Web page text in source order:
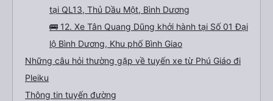
tại QL13, Thủ Dầu Một, Bình Dương
🚌 12. Xe Tân Quang Dũng khởi hành tại Số 01 Đại
lộ Bình Dương, Khu phố Bình Giao
Những câu hỏi thường gặp về tuyến xe từ Phú Giáo đi
Pleiku
Thông tin tuyến đường